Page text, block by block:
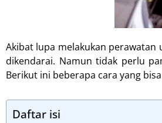
Akibat lupa melakukan
dikendarai. Namun tidak perlu
Berikut ini beberapa cara yang
Daftar isi